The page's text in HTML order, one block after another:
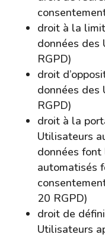
droit à la
données
RGPD)
droit
données
RGPD)
droit à la
Utilisateurs
données font
automatisés
20 RGPD)
droit de
Utilisateurs